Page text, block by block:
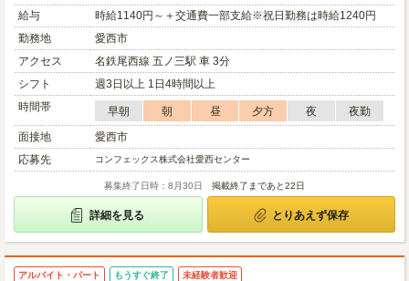
給与
時給1140円～＋交通費一部支給※祝日勤務は時給1240円
勤務地
愛西市
アクセス
名鉄尾西線 五ノ三駅 車 3分
シフト
週3日以上 1日4時間以上
時間帯
早朝 朝 昼 夕方 夜
夜勤
面接地
愛西市
応募先
コンフェックス株式会社愛西センター
募集終了日時：8月30日 掲載終了まであと22日
詳細を見る とりあえず保存
アルバイト・パート もうすぐ終了 未経験者歓迎